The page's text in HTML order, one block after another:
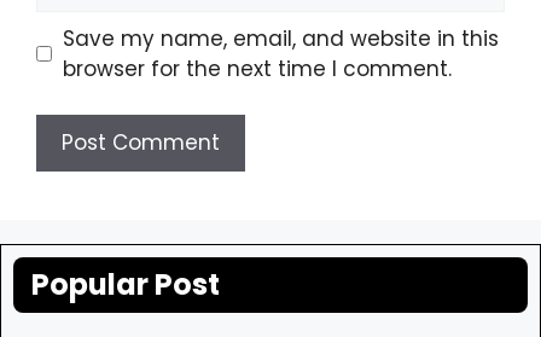
Save my name, email, and website in this
browser for the next time I comment.
Popular Post